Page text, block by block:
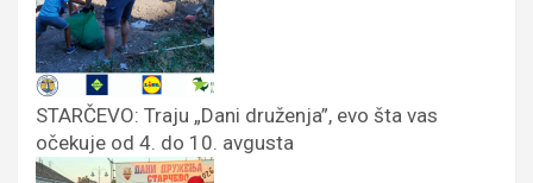
STARČEVO: Traju „Dani druženja”, evo šta vas
očekuje od 4. do 10. avgusta